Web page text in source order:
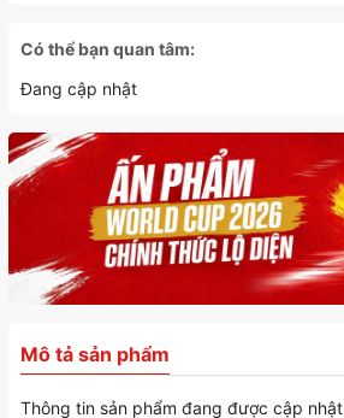
Có thể bạn quan tâm:
Đang cập nhật
Mô tả sản phẩm
Thông tin sản phẩm đang được cập nhật